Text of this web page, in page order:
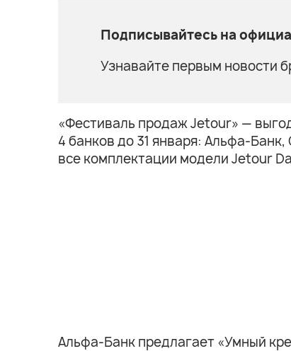
Подписывайтесь на
Узнавайте первым новости
«Фестиваль продаж Jetour» —
4 банков до 31 января: Альфа-
все комплектации модели Jetour
Альфа-Банк предлагает «Умный